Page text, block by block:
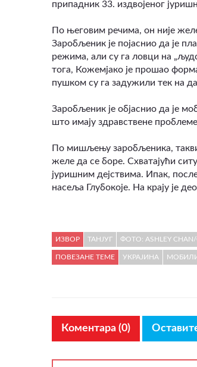
припадник 33. издвојеног
По његовим речима, он није
Заробљеник је појаснио да је
режима, али су га ловци на
тога, Кожемјако је прошао
пушком су га задужили тек на
Заробљеник је објаснио да је
што имају здравствене
По мишљењу заробљеника,
желе да се боре. Схватајући
јуришним дејствима. Ипак,
насеља Глубокоје. На крају је
ИЗВОР ТАНЈУГ ФОТО: ASHLEY CHAN/
ПОВЕЗАНЕ ТЕМЕ УКРАЈИНА
Коментара (0)